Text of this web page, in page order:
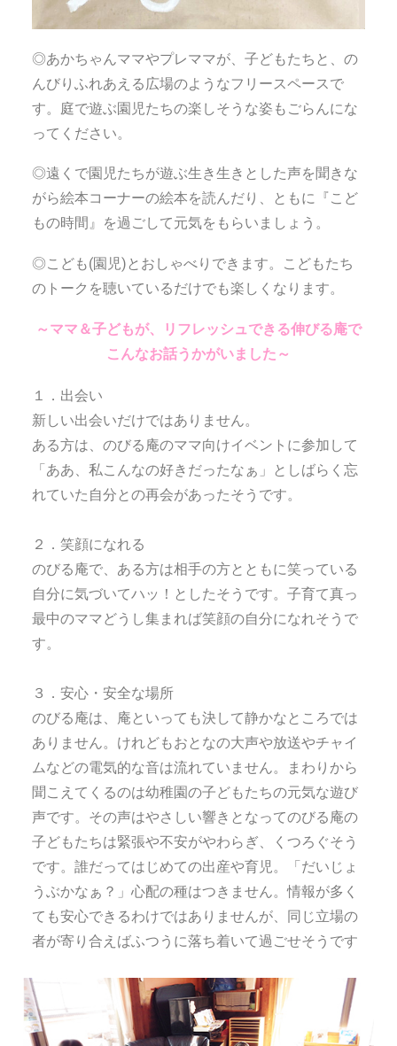
◎あかちゃんママやプレママが、子どもたちと、の
んびりふれあえる広場のようなフリースペースで
す。庭で遊ぶ園児たちの楽しそうな姿もごらんにな
ってください。
◎遠くで園児たちが遊ぶ生き生きとした声を聞きな
がら絵本コーナーの絵本を読んだり、ともに『こど
もの時間』を過ごして元気をもらいましょう。
◎こども(園児)とおしゃべりできます。こどもたち
のトークを聴いているだけでも楽しくなります。
～ママ＆子どもが、リフレッシュできる伸びる庵で
こんなお話うかがいました～
１．出会い
新しい出会いだけではありません。
ある方は、のびる庵のママ向けイベントに参加して
「ああ、私こんなの好きだったなぁ」としばらく忘
れていた自分との再会があったそうです。
２．笑顔になれる
のびる庵で、ある方は相手の方とともに笑っている
自分に気づいてハッ！としたそうです。子育て真っ
最中のママどうし集まれば笑顔の自分になれそうで
す。
３．安心・安全な場所
のびる庵は、庵といっても決して静かなところでは
ありません。けれどもおとなの大声や放送やチャイ
ムなどの電気的な音は流れていません。まわりから
聞こえてくるのは幼稚園の子どもたちの元気な遊び
声です。その声はやさしい響きとなってのびる庵の
子どもたちは緊張や不安がやわらぎ、くつろぐそう
です。誰だってはじめての出産や育児。「だいじょ
うぶかなぁ？」心配の種はつきません。情報が多く
ても安心できるわけではありませんが、同じ立場の
者が寄り合えばふつうに落ち着いて過ごせそうです